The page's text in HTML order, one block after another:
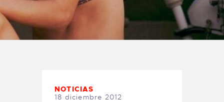
TIENDA FAMILY SURFERS
WEBCAM SALINAS
NOTICIAS
18 diciembre 2012